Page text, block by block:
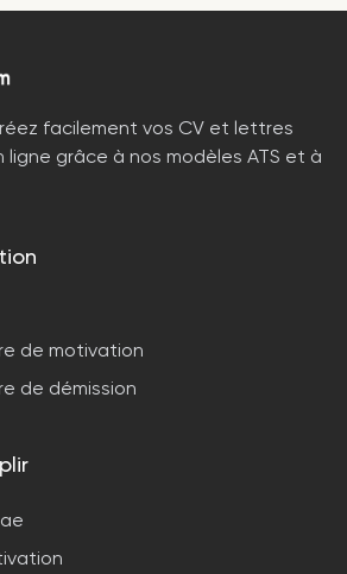
facilement vos CV et lettres
ligne grâce à nos modèles ATS et à
de motivation
de démission